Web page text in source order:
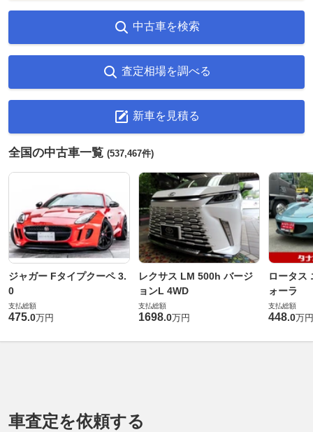
中古車を検索
査定相場を調べる
新車を見積る
全国の中古車一覧 (537,467件)
ジャガー Fタイプクーペ 3.
0
支払総額
475.0万円
レクサス LM 500h バージ
ョンL 4WD
支払総額
1698.0万円
ロータス
ォーラ
支払総額
448.0万円
車査定を依頼する